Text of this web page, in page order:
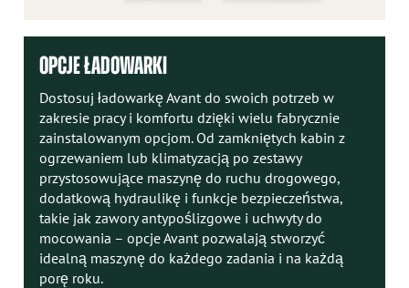
OPCJE ŁADOWARKI
Dostosuj ładowarkę Avant do swoich potrzeb w
zakresie pracy i komfortu dzięki wielu fabrycznie
zainstalowanym opcjom. Od zamkniętych kabin z
ogrzewaniem lub klimatyzacją po zestawy
przystosowujące maszynę do ruchu drogowego,
dodatkową hydraulikę i funkcje bezpieczeństwa,
takie jak zawory antypoślizgowe i uchwyty do
mocowania – opcje Avant pozwalają stworzyć
idealną maszynę do każdego zadania i na każdą
porę roku.